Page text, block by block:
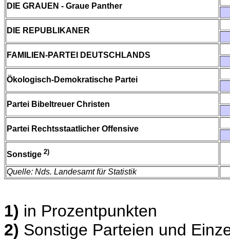
DIE GRAUEN - Graue Panther
DIE REPUBLIKANER
FAMILIEN-PARTEI DEUTSCHLANDS
Ökologisch-Demokratische Partei
Partei Bibeltreuer Christen
Partei Rechtsstaatlicher Offensive
Sonstige 2)
Quelle: Nds. Landesamt für Statistik
1) in Prozentpunkten
2) Sonstige Parteien und